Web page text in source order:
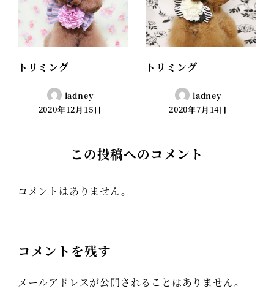
トリミング
ladney
2020年12月15日
トリミング
ladney
2020年7月14日
この投稿へのコメント
コメントはありません。
コメントを残す
メールアドレスが公開されることはありません。